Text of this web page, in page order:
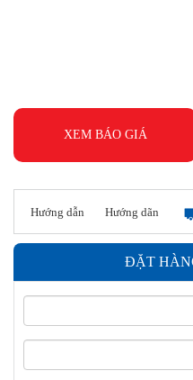
XEM BÁO GIÁ
Hướng dẫn Hướng dãn
thanh toán
ĐẶT